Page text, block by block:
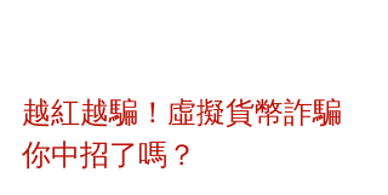
越紅越騙！虛擬貨幣詐騙
你中招了嗎？